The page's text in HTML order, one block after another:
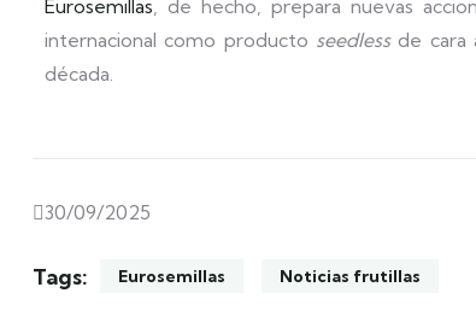
Eurosemillas , de hecho, prepara nuevas
internacional como producto seedlessde cara
década.
30/09/2025
Tags: Eurosemillas Noticias frutillas